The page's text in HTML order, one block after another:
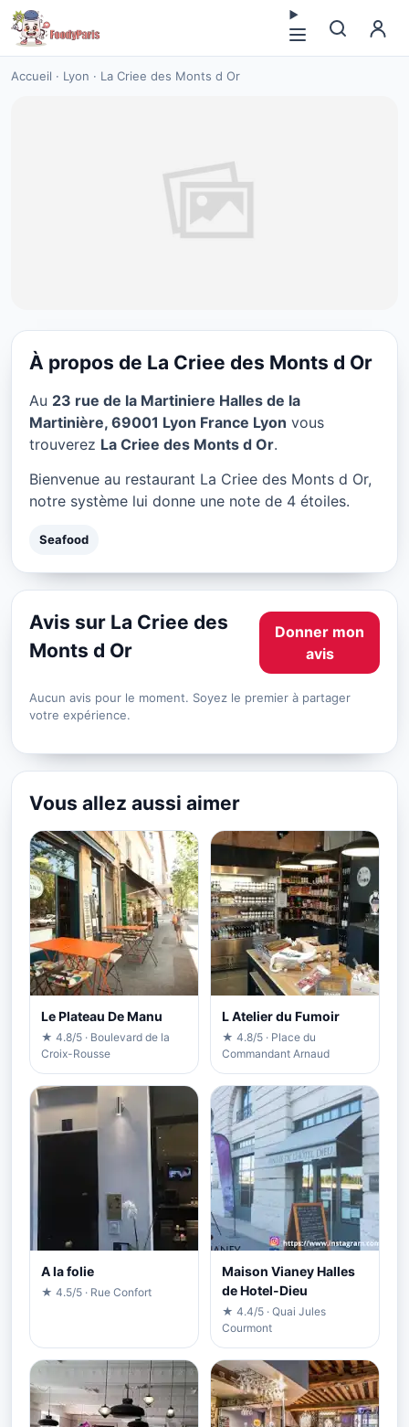
Accueil · Lyon · La Criee des Monts d Or
La Criee des Monts d Or à
Lyon
★ 4/5
À propos de La Criee des Monts d Or
Au 23 rue de la Martiniere Halles de la
Martinière, 69001 Lyon France Lyon vous
trouverez La Criee des Monts d Or.
Bienvenue au restaurant La Criee des Monts d Or,
notre système lui donne une note de 4 étoiles.
Seafood
Avis sur La Criee des
Monts d Or
Donner mon
avis
Aucun avis pour le moment. Soyez le premier à partager
votre expérience.
Vous allez aussi aimer
Le Plateau De Manu
★ 4.8/5 · Boulevard de la
Croix-Rousse
L Atelier du Fumoir
★ 4.8/5 · Place du
Commandant Arnaud
A la folie
★ 4.5/5 · Rue Confort
Maison Vianey Halles
de Hotel-Dieu
★ 4.4/5 · Quai Jules
Courmont